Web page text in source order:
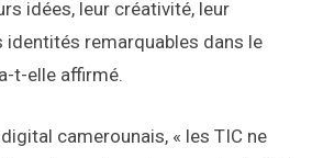
idées, leur créativité, leur
identités remarquables dans le
t-elle affirmé.
camerounais, « les TIC ne